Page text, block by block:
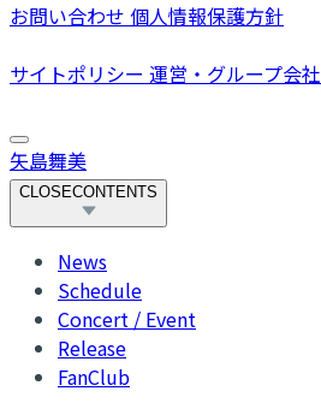
お問い合わせ 個人情報保護方針
サイトポリシー 運営・グループ会社
矢島舞美
CLOSECONTENTS
News
Schedule
Concert / Event
Release
FanClub